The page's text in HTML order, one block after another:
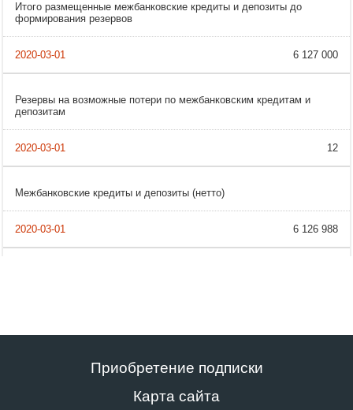
Итого размещенные межбанковские кредиты и депозиты до
формирования резервов
6 127 000
Резервы на возможные потери по межбанковским кредитам и
депозитам
12
Межбанковские кредиты и депозиты (нетто)
6 126 988
Приобретение подписки
Карта сайта